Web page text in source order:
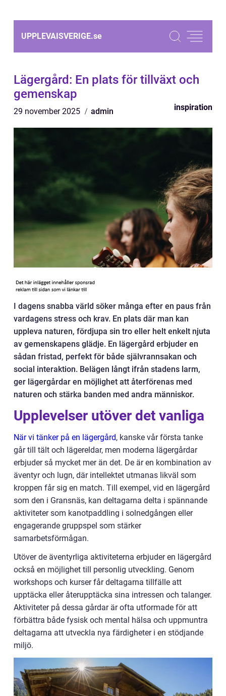
UPPLEVAISVERIGE.se
Lägergård: En plats för tillväxt och
gemenskap
29 november 2025 admin inspiration
I dagens snabba värld söker många efter en paus från
vardagens stress och krav. En plats där man kan
uppleva naturen, fördjupa sin tro eller helt enkelt njuta
av gemenskapens glädje. En lägergård erbjuder en
sådan fristad, perfekt för både självrannsakan och
social interaktion. Belägen långt ifrån stadens larm,
ger lägergårdar en möjlighet att återförenas med
naturen och stärka banden med andra människor.
Upplevelser utöver det vanliga
När vi tänker på en lägergård, kanske vår första tanke
går till tält och lägereldar, men moderna lägergårdar
erbjuder så mycket mer än det. De är en kombination av
äventyr och lugn, där intellektet utmanas likväl som
kroppen får sig en match. Till exempel, vid en lägergård
som den i Gransnäs, kan deltagarna delta i spännande
aktiviteter som kanotpaddling i solnedgången eller
engagerande gruppspel som stärker
samarbetsförmågan.
Utöver de äventyrliga aktiviteterna erbjuder en lägergård
också en möjlighet till personlig utveckling. Genom
workshops och kurser får deltagarna tillfälle att
upptäcka eller återupptäcka sina intressen och talanger.
Aktiviteter på dessa gårdar är ofta utformade för att
förbättra både fysisk och mental hälsa och uppmuntra
deltagarna att utveckla nya färdigheter i en stödjande
miljö.